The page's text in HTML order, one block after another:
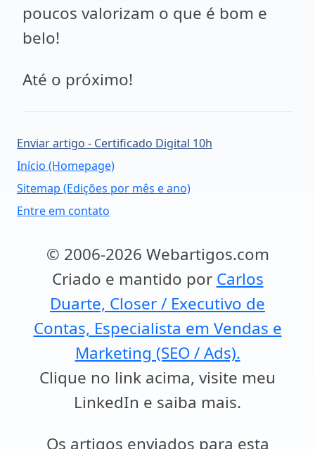
poucos valorizam o que é bom e
belo!
Até o próximo!
Enviar artigo - Certificado Digital 10h
Início (Homepage)
Sitemap (Edições por mês e ano)
Entre em contato
© 2006-2026 Webartigos.com
Criado e mantido por Carlos
Duarte, Closer / Executivo de
Contas, Especialista em Vendas e
Marketing (SEO / Ads).
Clique no link acima, visite meu
LinkedIn e saiba mais.
Os artigos enviados para esta